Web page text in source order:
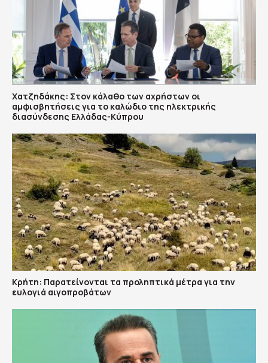
Χατζηδάκης: Στον κάλαθο των αχρήστων οι
αμφισβητήσεις για το καλώδιο της ηλεκτρικής
διασύνδεσης Ελλάδας-Κύπρου
Κρήτη: Παρατείνονται τα προληπτικά μέτρα για την
ευλογιά αιγοπροβάτων